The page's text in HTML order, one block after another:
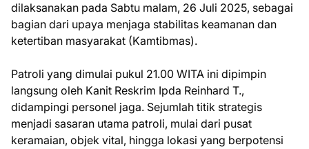
dilaksanakan pada Sabtu malam, 26 Juli 2025, sebagai
bagian dari upaya menjaga stabilitas keamanan dan
ketertiban masyarakat (Kamtibmas).
Patroli yang dimulai pukul 21.00 WITA ini dipimpin
langsung oleh Kanit Reskrim Ipda Reinhard T.,
didampingi personel jaga. Sejumlah titik strategis
menjadi sasaran utama patroli, mulai dari pusat
keramaian, objek vital, hingga lokasi yang berpotensi